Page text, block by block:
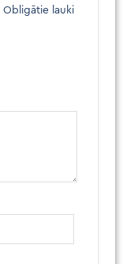
Obligātie lauki